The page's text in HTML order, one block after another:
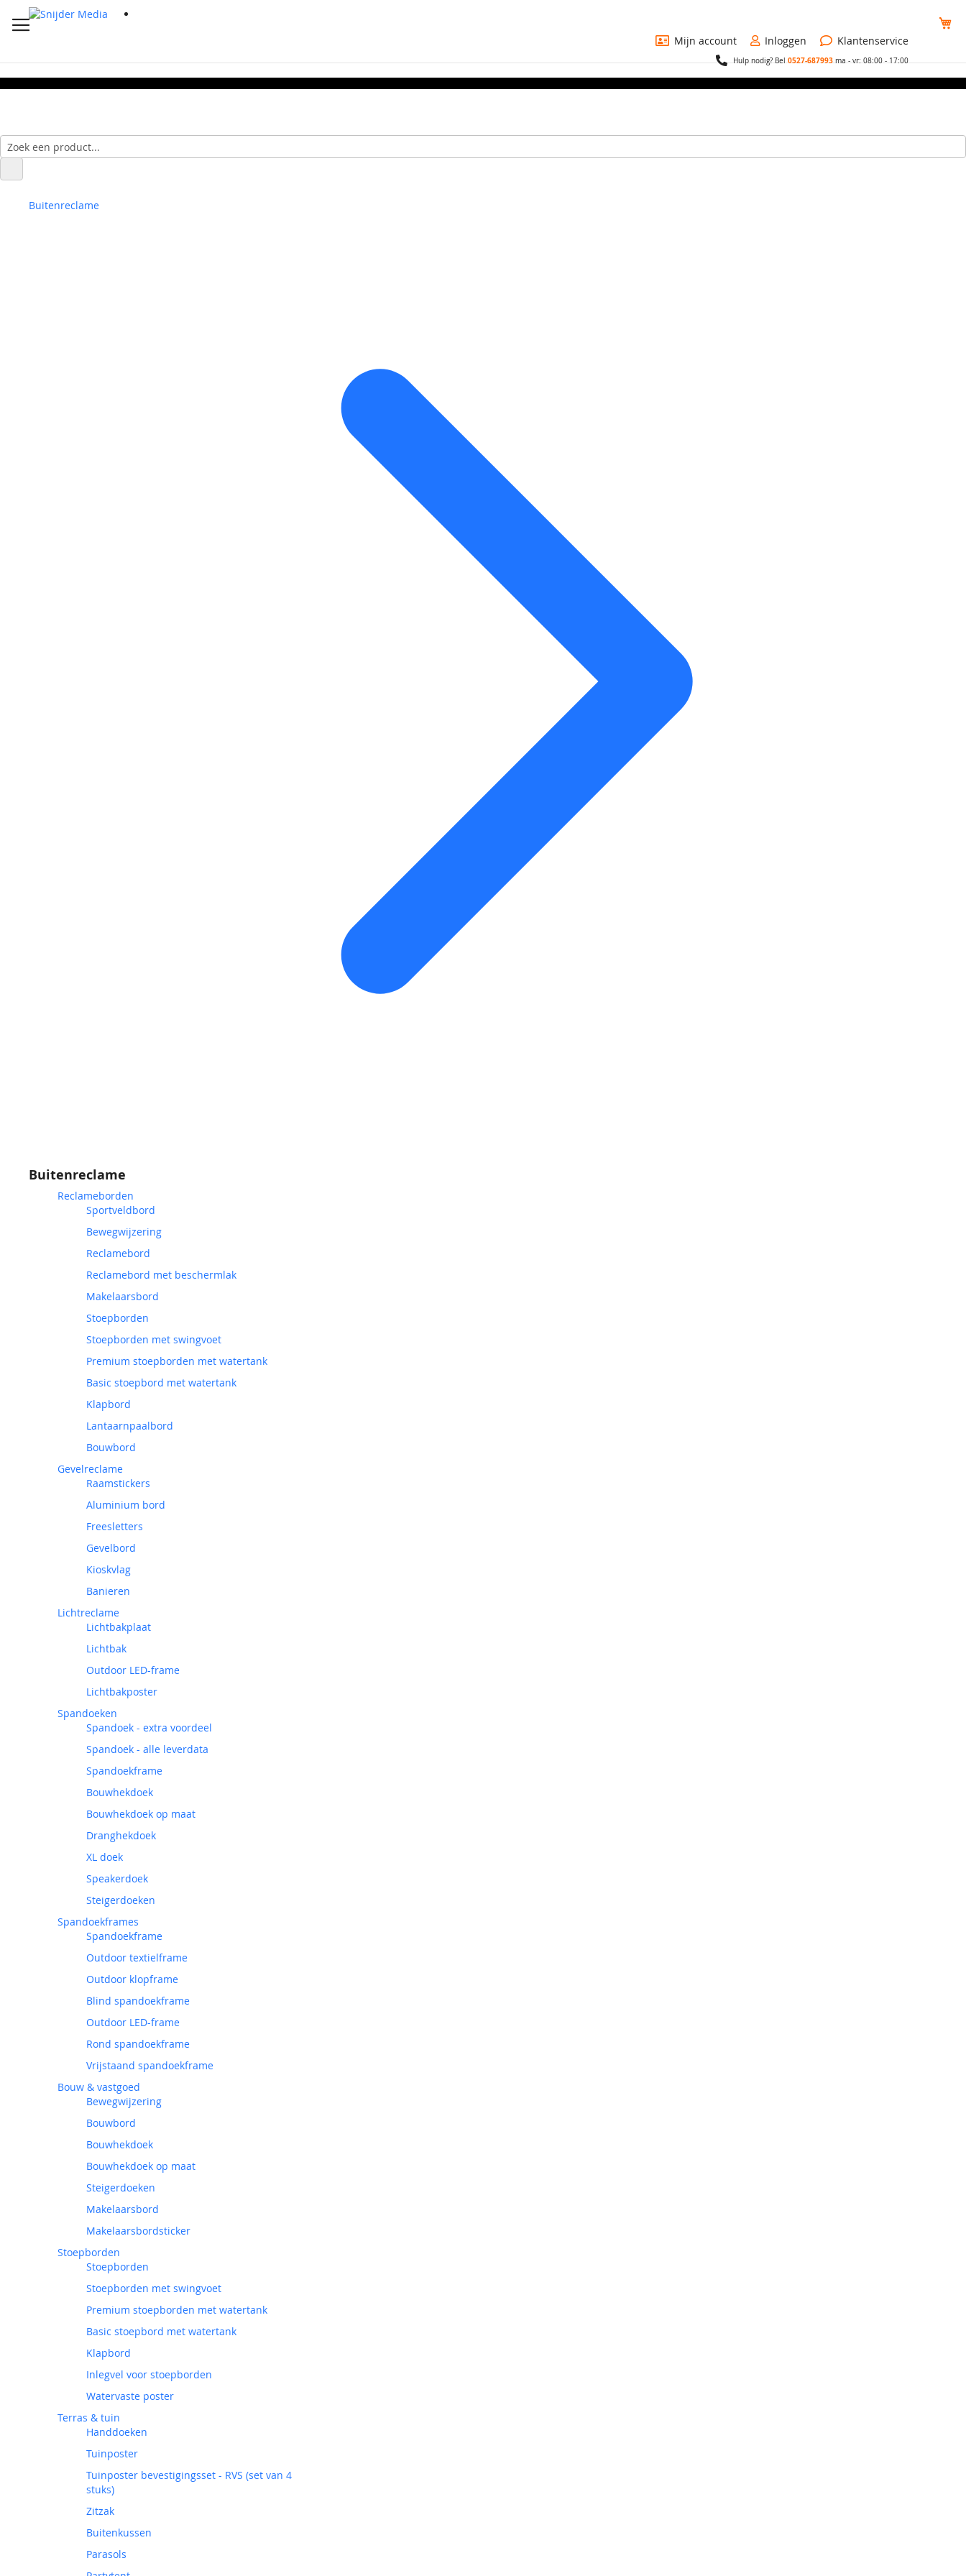
Mijn account
Inloggen Klantenservice
Hulp nodig? Bel0527-687993ma - vr: 08:00 - 17:00
Buitenreclame
Buitenreclame
Reclameborden
Sportveldbord
Bewegwijzering
Reclamebord
Reclamebord met beschermlak
Makelaarsbord
Stoepborden
Stoepborden met swingvoet
Premium stoepborden met watertank
Basic stoepbord met watertank
Klapbord
Lantaarnpaalbord
Bouwbord
Gevelreclame
Raamstickers
Aluminium bord
Freesletters
Gevelbord
Kioskvlag
Banieren
Lichtreclame
Lichtbakplaat
Lichtbak
Outdoor LED-frame
Lichtbakposter
Spandoeken
Spandoek - extra voordeel
Spandoek - alle leverdata
Spandoekframe
Bouwhekdoek
Bouwhekdoek op maat
Dranghekdoek
XL doek
Speakerdoek
Steigerdoeken
Spandoekframes
Spandoekframe
Outdoor textielframe
Outdoor klopframe
Blind spandoekframe
Outdoor LED-frame
Rond spandoekframe
Vrijstaand spandoekframe
Bouw & vastgoed
Bewegwijzering
Bouwbord
Bouwhekdoek
Bouwhekdoek op maat
Steigerdoeken
Makelaarsbord
Makelaarsbordsticker
Stoepborden
Stoepborden
Stoepborden met swingvoet
Premium stoepborden met watertank
Basic stoepbord met watertank
Klapbord
Inlegvel voor stoepborden
Watervaste poster
Terras & tuin
Handdoeken
Tuinposter
Tuinposter bevestigingsset - RVS (set van 4
stuks)
Zitzak
Buitenkussen
Parasols